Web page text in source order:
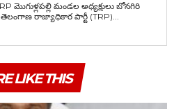
మొగుళ్లపల్లి మండల అధ్యక్షులు బోనగిరి
రాజేష్ మన భారత్,మొగుళ్ళపల్లి: తెలంగాణ రాజ్యాధికార పార్టీ (TRP)...
LIKE THIS